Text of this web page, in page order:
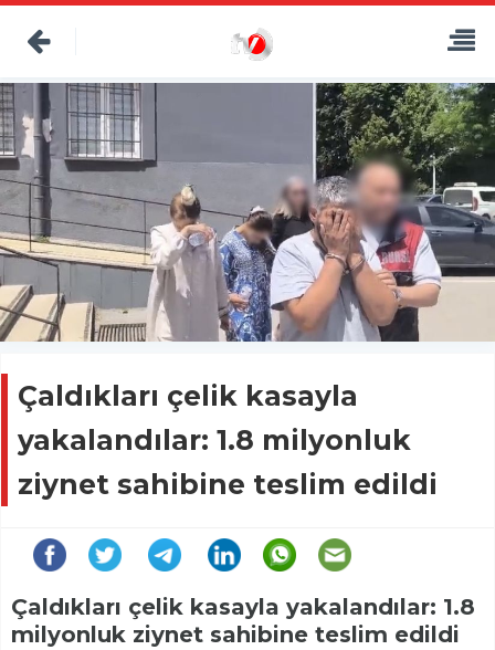
Çaldıkları çelik kasayla
yakalandılar: 1.8 milyonluk
ziynet sahibine teslim edildi
Çaldıkları çelik kasayla yakalandılar: 1.8
milyonluk ziynet sahibine teslim edildi